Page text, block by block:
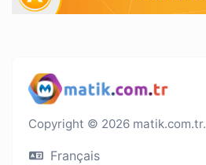
Copyright © 2026 matik.com.tr.
Français